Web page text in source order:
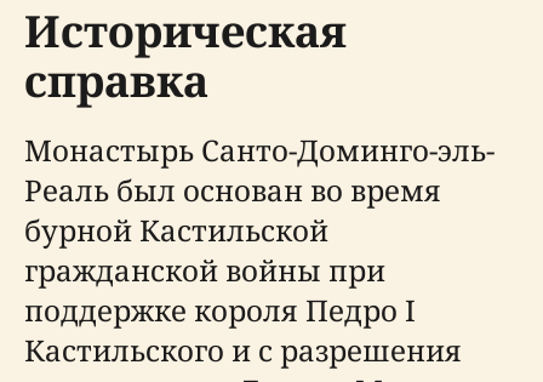
Историческая
справка
Монастырь Санто-Доминго-эль-
Реаль был основан во время
бурной Кастильской
гражданской войны при
поддержке короля Педро I
Кастильского и с разрешения